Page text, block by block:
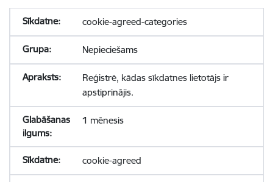
cookie-agreed-categories
Nepieciešams
Reģistrē, kādas sīkdatnes lietotājs ir
apstiprinājis.
1 mēnesis
cookie-agreed